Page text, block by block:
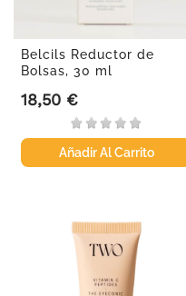
Belcils Reductor de
Bolsas, 30 ml
Precio
18,50 €
Añadir Al Carrito